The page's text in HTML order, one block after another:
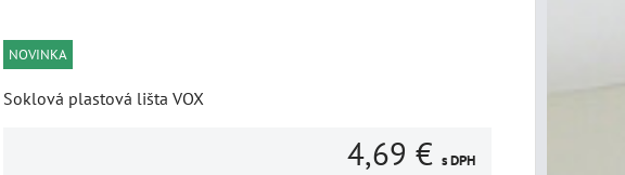
NOVINKA
Soklová plastová lišta VOX
4,69 € s DPH